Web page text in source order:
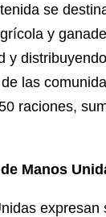
se
y
y
las
raciones,
Manos